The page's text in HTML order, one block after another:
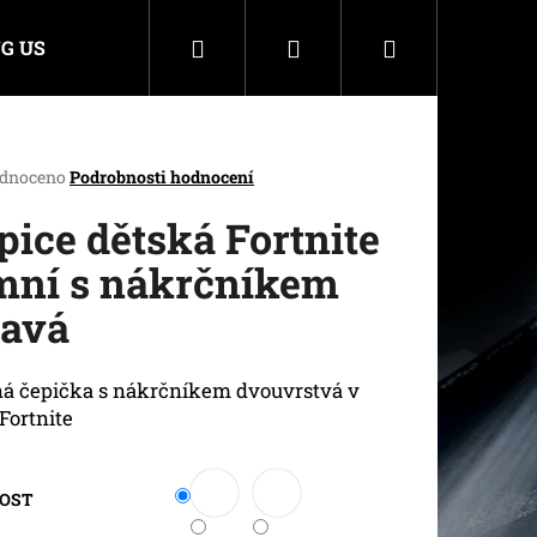
US Hledat PřihlášeníNákupní
Podrobnosti hodnocení
dětská Fortnite
s nákrčníkem
čepička s nákrčníkem dvouvrstvá v